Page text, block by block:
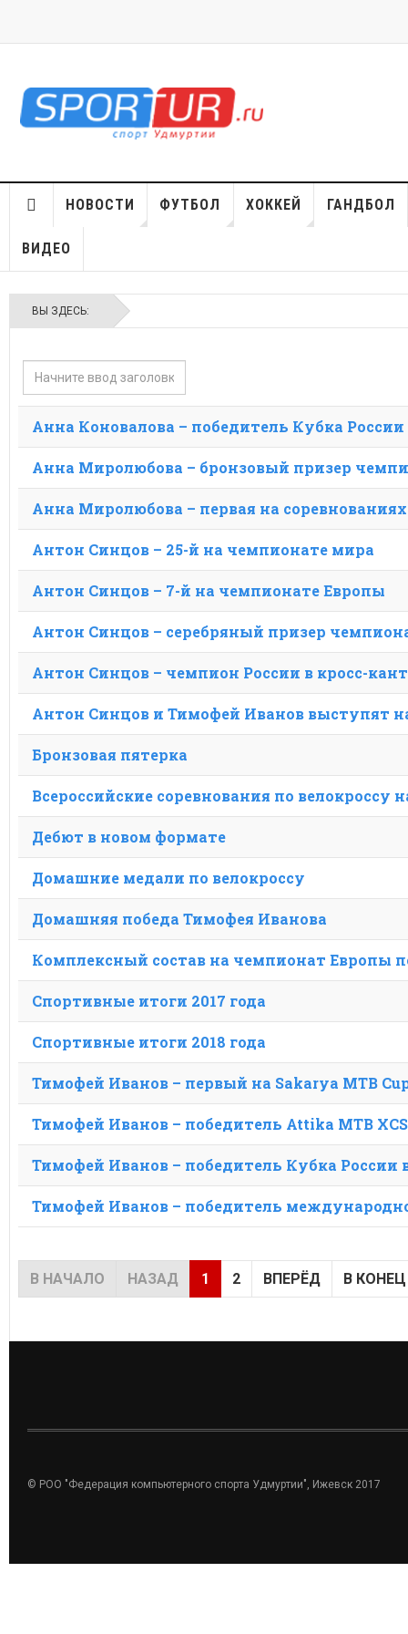
НОВОСТИ ФУТБОЛ ХОККЕЙ ГАНДБОЛ
ВИДЕО
ВЫ ЗДЕСЬ:
Начните
ввод
метки
Анна Коновалова – победитель Кубка России
Анна Миролюбова – бронзовый призер
Анна Миролюбова – первая на
Антон Синцов – 25-й на чемпионате мира
Антон Синцов – 7-й на чемпионате Европы
Антон Синцов – серебряный призер
Антон Синцов – чемпион России в кросс-
Антон Синцов и Тимофей Иванов выступят
Бронзовая пятерка
Всероссийские соревнования по велокроссу
Дебют в новом формате
Домашние медали по велокроссу
Домашняя победа Тимофея Иванова
Комплексный состав на чемпионат Европы
Спортивные итоги 2017 года
Спортивные итоги 2018 года
Тимофей Иванов – первый на Sakarya MTB
Тимофей Иванов – победитель Attika MTB
Тимофей Иванов – победитель Кубка России
Тимофей Иванов – победитель
В НАЧАЛО НАЗАД 1 2 ВПЕРЁД В КОНЕЦ
© РОО "Федерация компьютерного спорта Удмуртии", Ижевск 2017